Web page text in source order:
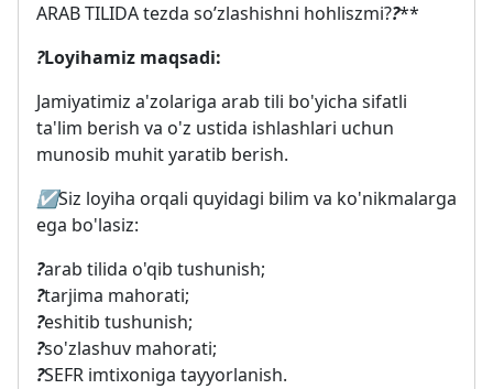
ARAB TILIDA tezda so’zlashishni hohliszmi??**
?Loyihamiz maqsadi:
Jamiyatimiz a'zolariga arab tili bo'yicha sifatli
ta'lim berish va o'z ustida ishlashlari uchun
munosib muhit yaratib berish.
☑️Siz loyiha orqali quyidagi bilim va ko'nikmalarga
ega bo'lasiz:
?arab tilida o'qib tushunish;
?tarjima mahorati;
?eshitib tushunish;
?so'zlashuv mahorati;
?SEFR imtixoniga tayyorlanish.